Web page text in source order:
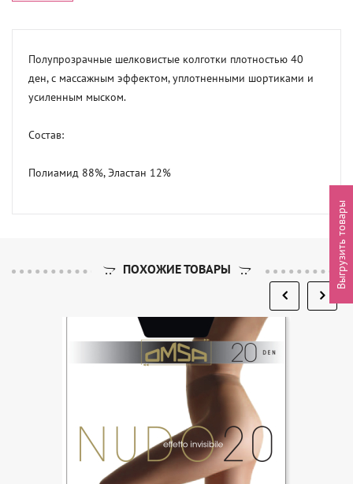
Полупрозрачные шелковистые колготки плотностью 40
ден, с массажным эффектом, уплотненными шортиками и
усиленным мыском.
Состав:
Полиамид 88%, Эластан 12%
ПОХОЖИЕ ТОВАРЫ Выгрузить товары